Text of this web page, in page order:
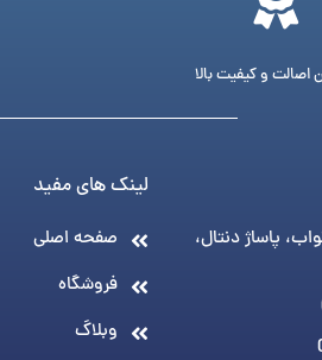
اصالت و کیفیت بالا
پاساژ دنتال،
لینک های مفید
صفحه اصلی
فروشگاه
وبلاگ